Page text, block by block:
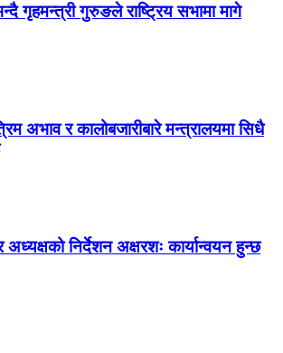
गृहमन्त्री गुरुङले राष्ट्रिय सभामा मागे
अभाव र कालोबजारीबारे मन्त्रालयमा सिधै
निर्देशन अक्षरशः कार्यान्वयन हुन्छ